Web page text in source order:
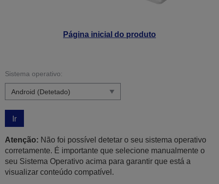
Página inicial do produto
Sistema operativo:
Ir
Atenção: Não foi possível detetar o seu sistema operativo
corretamente. É importante que selecione manualmente o
seu Sistema Operativo acima para garantir que está a
visualizar conteúdo compatível.